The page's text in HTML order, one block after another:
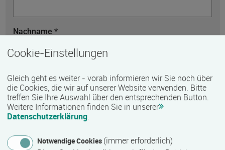
Nachname *
Telefon
E-Mail *
Cookie-Einstellungen
Gleich geht es weiter - vorab informieren wir Sie noch über
die Cookies, die wir auf unserer Website verwenden. Bitte
treffen Sie Ihre Auswahl über den entsprechenden Button.
Weitere Informationen finden Sie in unserer
Datenschutzerklärung.
Notwendige Cookies (immer erforderlich)